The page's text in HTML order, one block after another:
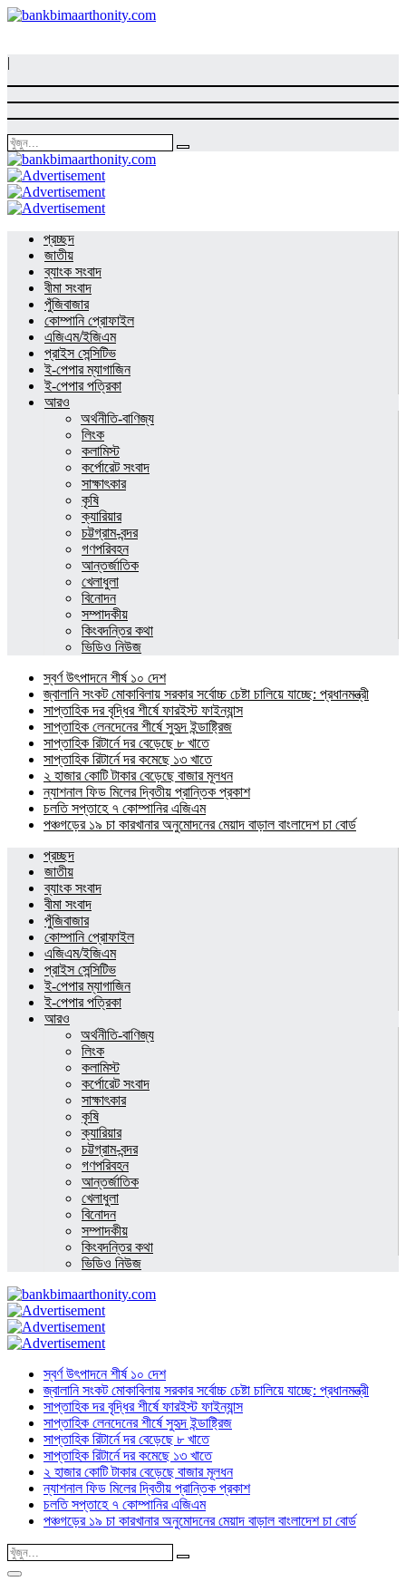
|
প্রচ্ছদ
জাতীয়
ব্যাংক সংবাদ
বীমা সংবাদ
পুঁজিবাজার
কোম্পানি প্রোফাইল
এজিএম/ইজিএম
প্রাইস সেন্সিটিভ
ই-পেপার ম্যাগাজিন
ই-পেপার পত্রিকা
আরও
অর্থনীতি-বাণিজ্য
লিংক
কলামিস্ট
কর্পোরেট সংবাদ
সাক্ষাৎকার
কৃষি
ক্যারিয়ার
চট্টগ্রাম-বন্দর
গণপরিবহন
আন্তর্জাতিক
খেলাধুলা
বিনোদন
সম্পাদকীয়
কিংবদন্তির কথা
ভিডিও নিউজ
স্বর্ণ উৎপাদনে শীর্ষ ১০ দেশ
জ্বালানি সংকট মোকাবিলায় সরকার সর্বোচ্চ চেষ্টা চালিয়ে যাচ্ছে: প্রধানমন্ত্রী
সাপ্তাহিক দর বৃদ্ধির শীর্ষে ফারইস্ট ফাইন্যান্স
সাপ্তাহিক লেনদেনের শীর্ষে সুহৃদ ইন্ডাষ্ট্রিজ
সাপ্তাহিক রিটার্নে দর বেড়েছে ৮ খাতে
সাপ্তাহিক রিটার্নে দর কমেছে ১৩ খাতে
২ হাজার কোটি টাকার বেড়েছে বাজার মূলধন
ন্যাশনাল ফিড মিলের দ্বিতীয় প্রান্তিক প্রকাশ
চলতি সপ্তাহে ৭ কোম্পানির এজিএম
পঞ্চগড়ের ১৯ চা কারখানার অনুমোদনের মেয়াদ বাড়াল বাংলাদেশ চা বোর্ড
প্রচ্ছদ
জাতীয়
ব্যাংক সংবাদ
বীমা সংবাদ
পুঁজিবাজার
কোম্পানি প্রোফাইল
এজিএম/ইজিএম
প্রাইস সেন্সিটিভ
ই-পেপার ম্যাগাজিন
ই-পেপার পত্রিকা
আরও
অর্থনীতি-বাণিজ্য
লিংক
কলামিস্ট
কর্পোরেট সংবাদ
সাক্ষাৎকার
কৃষি
ক্যারিয়ার
চট্টগ্রাম-বন্দর
গণপরিবহন
আন্তর্জাতিক
খেলাধুলা
বিনোদন
সম্পাদকীয়
কিংবদন্তির কথা
ভিডিও নিউজ
স্বর্ণ উৎপাদনে শীর্ষ ১০ দেশ
জ্বালানি সংকট মোকাবিলায় সরকার সর্বোচ্চ চেষ্টা চালিয়ে যাচ্ছে: প্রধানমন্ত্রী
সাপ্তাহিক দর বৃদ্ধির শীর্ষে ফারইস্ট ফাইন্যান্স
সাপ্তাহিক লেনদেনের শীর্ষে সুহৃদ ইন্ডাষ্ট্রিজ
সাপ্তাহিক রিটার্নে দর বেড়েছে ৮ খাতে
সাপ্তাহিক রিটার্নে দর কমেছে ১৩ খাতে
২ হাজার কোটি টাকার বেড়েছে বাজার মূলধন
ন্যাশনাল ফিড মিলের দ্বিতীয় প্রান্তিক প্রকাশ
চলতি সপ্তাহে ৭ কোম্পানির এজিএম
পঞ্চগড়ের ১৯ চা কারখানার অনুমোদনের মেয়াদ বাড়াল বাংলাদেশ চা বোর্ড